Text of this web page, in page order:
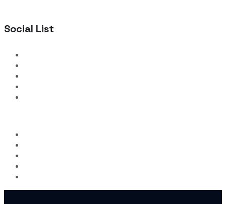
Social List